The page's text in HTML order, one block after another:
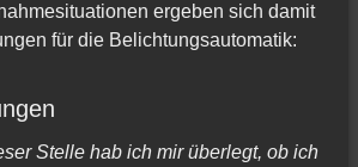
ergeben sich damit
für die Belichtungsautomatik:
Stelle hab ich mir überlegt, ob ich